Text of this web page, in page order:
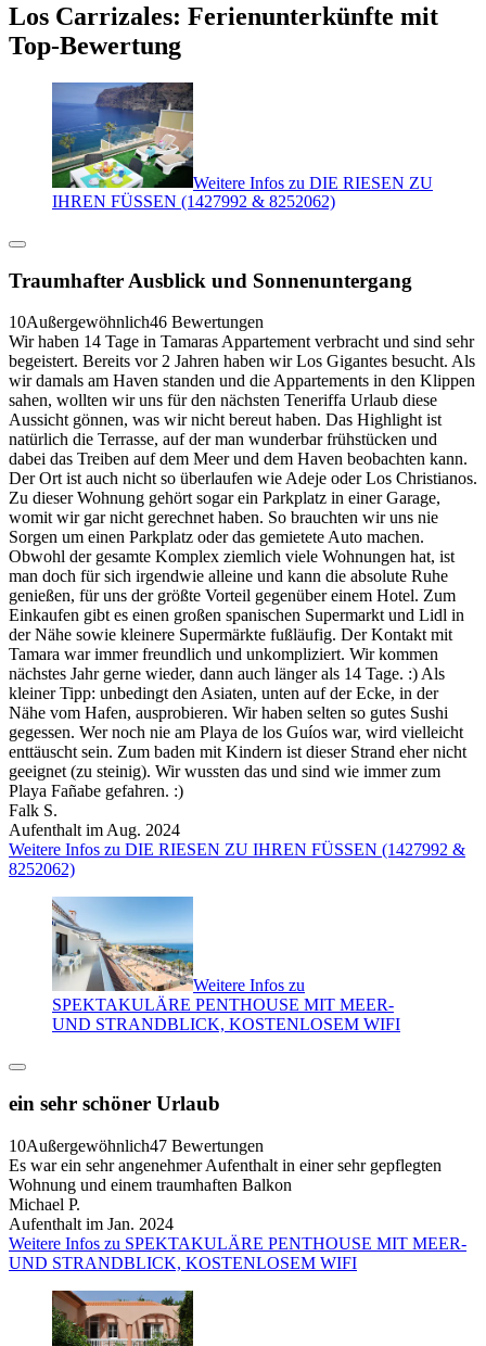
Los Carrizales: Ferienunterkünfte mit
Top-Bewertung
Weitere Infos zu DIE RIESEN ZU
IHREN FÜSSEN (1427992 & 8252062)
Traumhafter Ausblick und Sonnenuntergang
10Außergewöhnlich46 Bewertungen
Wir haben 14 Tage in Tamaras Appartement verbracht und sind sehr
begeistert. Bereits vor 2 Jahren haben wir Los Gigantes besucht. Als
wir damals am Haven standen und die Appartements in den Klippen
sahen, wollten wir uns für den nächsten Teneriffa Urlaub diese
Aussicht gönnen, was wir nicht bereut haben. Das Highlight ist
natürlich die Terrasse, auf der man wunderbar frühstücken und
dabei das Treiben auf dem Meer und dem Haven beobachten kann.
Der Ort ist auch nicht so überlaufen wie Adeje oder Los Christianos.
Zu dieser Wohnung gehört sogar ein Parkplatz in einer Garage,
womit wir gar nicht gerechnet haben. So brauchten wir uns nie
Sorgen um einen Parkplatz oder das gemietete Auto machen.
Obwohl der gesamte Komplex ziemlich viele Wohnungen hat, ist
man doch für sich irgendwie alleine und kann die absolute Ruhe
genießen, für uns der größte Vorteil gegenüber einem Hotel. Zum
Einkaufen gibt es einen großen spanischen Supermarkt und Lidl in
der Nähe sowie kleinere Supermärkte fußläufig. Der Kontakt mit
Tamara war immer freundlich und unkompliziert. Wir kommen
nächstes Jahr gerne wieder, dann auch länger als 14 Tage. :) Als
kleiner Tipp: unbedingt den Asiaten, unten auf der Ecke, in der
Nähe vom Hafen, ausprobieren. Wir haben selten so gutes Sushi
gegessen. Wer noch nie am Playa de los Guíos war, wird vielleicht
enttäuscht sein. Zum baden mit Kindern ist dieser Strand eher nicht
geeignet (zu steinig). Wir wussten das und sind wie immer zum
Playa Fañabe gefahren. :)
Falk S.
Aufenthalt im Aug. 2024
Weitere Infos zu DIE RIESEN ZU IHREN FÜSSEN (1427992 &
8252062)
Weitere Infos zu
SPEKTAKULÄRE PENTHOUSE MIT MEER-
UND STRANDBLICK, KOSTENLOSEM WIFI
ein sehr schöner Urlaub
10Außergewöhnlich47 Bewertungen
Es war ein sehr angenehmer Aufenthalt in einer sehr gepflegten
Wohnung und einem traumhaften Balkon
Michael P.
Aufenthalt im Jan. 2024
Weitere Infos zu SPEKTAKULÄRE PENTHOUSE MIT MEER-
UND STRANDBLICK, KOSTENLOSEM WIFI